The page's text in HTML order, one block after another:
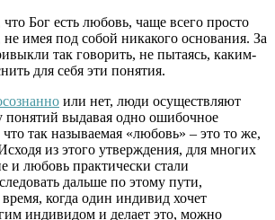
Бог есть любовь, чаще всего просто
не имея под собой никакого основания. За
так говорить, не пытаясь, каким-
для себя эти понятия.
или нет, люди осуществляют
понятий выдавая одно ошибочное
так называемая «любовь» – это то же,
из этого утверждения, для многих
и любовь практически стали
дальше по этому пути,
время, когда один индивид хочет
индивидом и делает это, можно